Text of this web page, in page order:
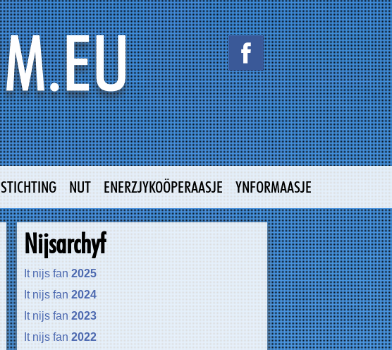
STICHTING NUT ENERZJYKOÖPERAASJE YNFORMAASJE
Nijsarchyf
It nijs fan2025
It nijs fan2024
It nijs fan2023
It nijs fan2022